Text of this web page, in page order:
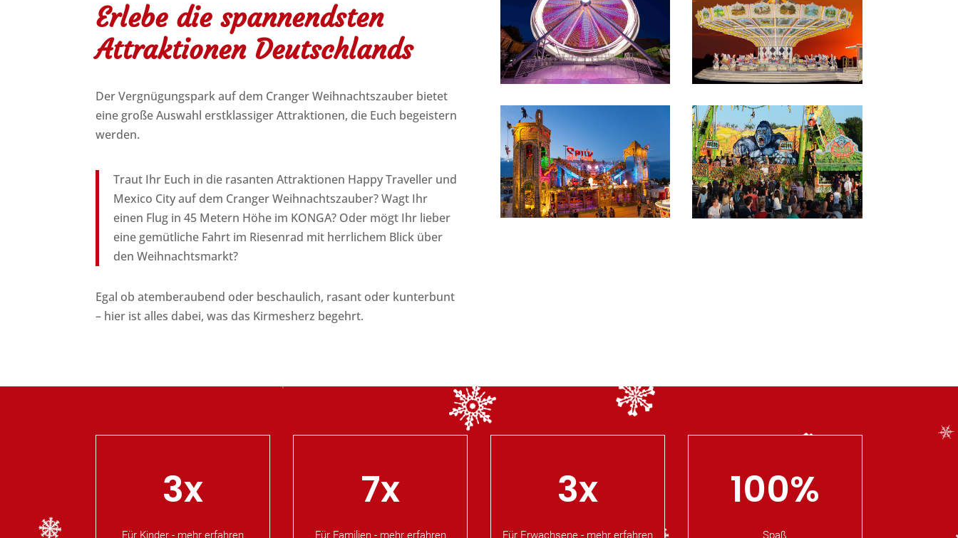
Erlebe die spannendsten
Attraktionen Deutschlands
Der Vergnügungspark auf dem Cranger Weihnachtszauber bietet
eine große Auswahl erstklassiger Attraktionen, die Euch begeistern
werden.
Traut Ihr Euch in die rasanten Attraktionen Happy Traveller und
Mexico City auf dem Cranger Weihnachtszauber? Wagt Ihr
einen Flug in 45 Metern Höhe im KONGA? Oder mögt Ihr lieber
eine gemütliche Fahrt im Riesenrad mit herrlichem Blick über
den Weihnachtsmarkt?
Egal ob atemberaubend oder beschaulich, rasant oder kunterbunt
– hier ist alles dabei, was das Kirmesherz begehrt.
3x
Für Kinder - mehr erfahren
7x
Für Familien - mehr erfahren
3x
Für Erwachsene - mehr erfahren
100%
Spaß